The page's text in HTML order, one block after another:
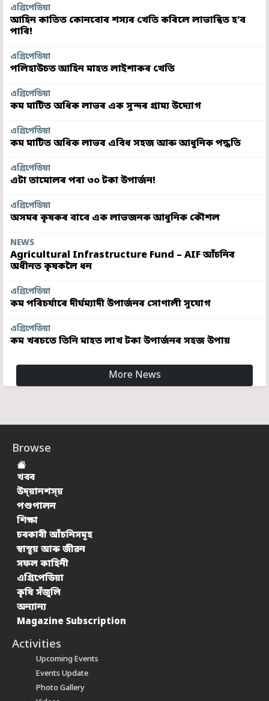
এগ্ৰিপেডিয়া
আহিন কাতিত কোনবোৰ শস্যৰ খেতি কৰিলে লাভান্বিত হ’ব
পাৰি!
এগ্ৰিপেডিয়া
পলিহাউচত আহিন মাহত লাইশাকৰ খেতি
এগ্ৰিপেডিয়া
কম মাটিত অধিক লাভৰ এক সুন্দৰ গ্ৰাম্য উদ্যোগ
এগ্ৰিপেডিয়া
কম মাটিত অধিক লাভৰ এবিধ সহজ আৰু আধুনিক পদ্ধতি
এগ্ৰিপেডিয়া
এটা তামোলৰ পৰা ৩০ টকা উপাৰ্জন!
এগ্ৰিপেডিয়া
অসমৰ কৃষকৰ বাবে এক লাভজনক আধুনিক কৌশল
NEWS
Agricultural Infrastructure Fund – AIF আঁচনিৰ
অধীনত কৃষকলৈ ধন
এগ্ৰিপেডিয়া
কম পৰিচৰ্যাৰে দীৰ্ঘম্যাদী উপাৰ্জনৰ সোণালী সুযোগ
এগ্ৰিপেডিয়া
কম খৰচতে তিনি মাহত লাখ টকা উপাৰ্জনৰ সহজ উপায়
More News
Browse
খবৰ
উদ্য়ানশস্য়
পশুপালন
শিক্ষা
চৰকাৰী আঁচনিসমূহ
স্বাস্থ্য় আৰু জীৱন
সফল কাহিনী
এগ্ৰিপেডিয়া
কৃষি সঁজুলি
অন্যান্য
Magazine Subscription
Activities
Upcoming Events
Events Update
Photo Gallery